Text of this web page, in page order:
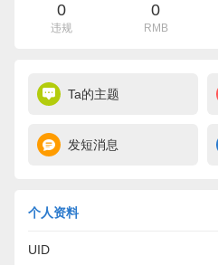
0
违规
0
RMB
Ta的主题
发短消息
个人资料
UID